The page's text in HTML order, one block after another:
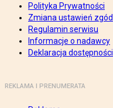
Polityka Prywatności
Zmiana ustawień zgód
Regulamin serwisu
Informacje o nadawcy
Deklaracja dostępności
REKLAMA I PRENUMERATA